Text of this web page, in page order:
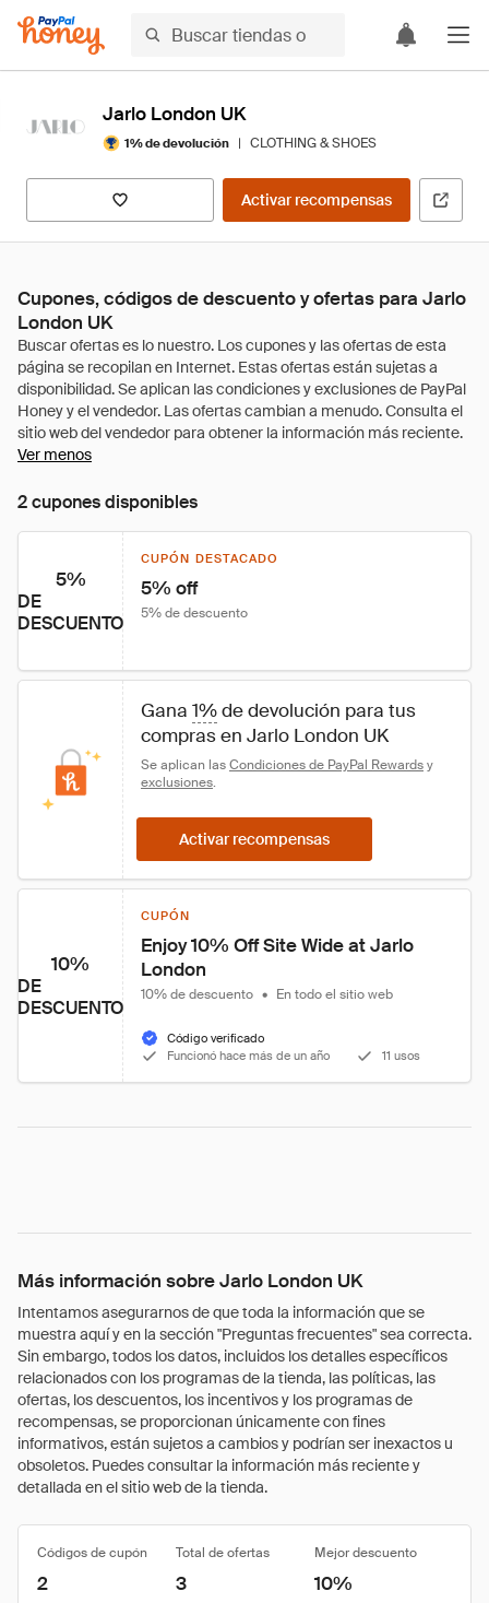
Jarlo London UK
1% de devolución | CLOTHING & SHOES
Activar recompensas
Cupones, códigos de descuento y ofertas para Jarlo
London UK
Ver menos
2 cupones disponibles
5%
DE
DESCUENTO
CUPÓN DESTACADO
5% off
5% de descuento
Gana 1% de devolución para tus
compras en Jarlo London UK
Se aplican las Condiciones de PayPal Rewards y
exclusiones.
Activar recompensas
10%
DE
DESCUENTO
CUPÓN
Enjoy 10% Off Site Wide at Jarlo
London
10% de descuento • En todo el sitio web
Código verificado
Funcionó hace más de un año
11 usos
Más información sobre Jarlo London UK
Intentamos asegurarnos de que toda la información que se
muestra aquí y en la sección "Preguntas frecuentes" sea correcta.
Sin embargo, todos los datos, incluidos los detalles específicos
relacionados con los programas de la tienda, las políticas, las
ofertas, los descuentos, los incentivos y los programas de
recompensas, se proporcionan únicamente con fines
informativos, están sujetos a cambios y podrían ser inexactos u
obsoletos. Puedes consultar la información más reciente y
detallada en el sitio web de la tienda.
Códigos de cupón Total de ofertas Mejor descuento
2 3 10%